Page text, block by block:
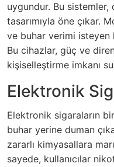
uygundur. Bu sistemler,
tasarımıyla öne çıkar.
ve buhar verimi isteyen
Bu cihazlar, güç ve
kişiselleştirme imkanı
Elektronik
Elektronik sigaraların
buhar yerine duman
zararlı kimyasallara
sayede, kullanıcılar